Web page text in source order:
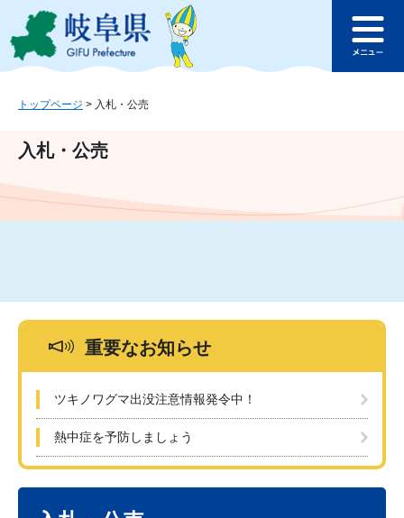
ジ
ュ
文
このページの本文へ
ュ
トップページ > 入札・公売
入札・公売
重要なお知らせ
ツキノワグマ出没注意情報発令中！
熱中症を予防しましょう